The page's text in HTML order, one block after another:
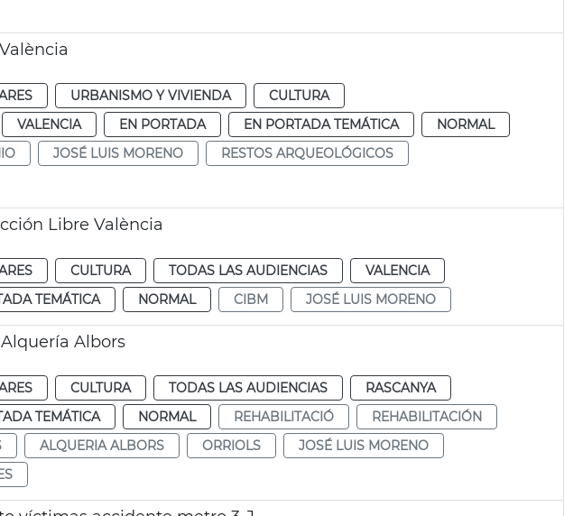
URBANISMO Y VIVIENDA
CULTURA
VALENCIA EN PORTADA EN PORTADA TEMÁTICA
NORMAL
JOSÉ LUIS MORENO
RESTOS ARQUEOLÓGICOS
Libre València
CULTURA TODAS LAS AUDIENCIAS
VALENCIA
TEMÁTICA NORMAL CIBM JOSÉ LUIS MORENO
Albors
CULTURA TODAS LAS AUDIENCIAS
RASCANYA
TEMÁTICA NORMAL REHABILITACIÓ
REHABILITACIÓN
ALQUERIA ALBORS ORRIOLS
JOSÉ LUIS MORENO